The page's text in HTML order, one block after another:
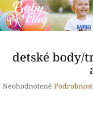
Prejsť
na
obsah
detské body/
Priemerné
Neohodnotené